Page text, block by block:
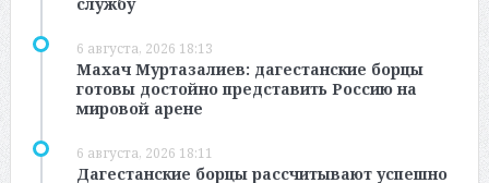
6 августа, 2026 18:13
Махач Муртазалиев: дагестанские борцы
готовы достойно представить Россию на
мировой арене
6 августа, 2026 18:11
Дагестанские борцы рассчитывают успешно